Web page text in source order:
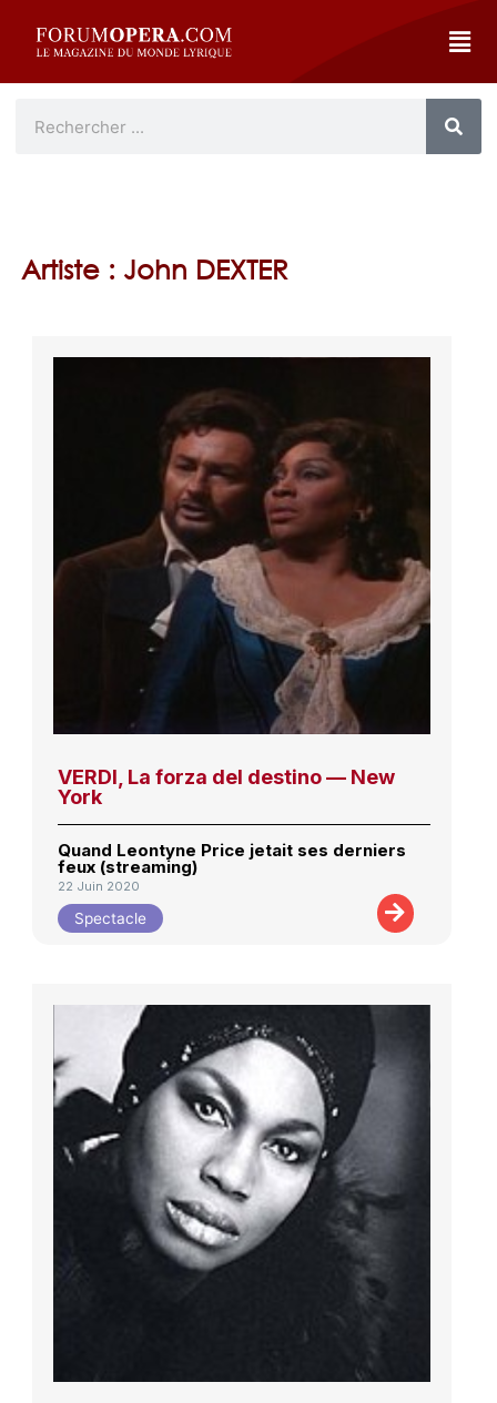
Artiste : John DEXTER
VERDI, La forza del destino — New
York
Quand Leontyne Price jetait ses derniers
feux (streaming)
22 Juin 2020
Spectacle